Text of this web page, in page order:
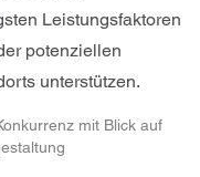
Leistungsfaktoren
potenziellen
unterstützen.
mit Blick auf